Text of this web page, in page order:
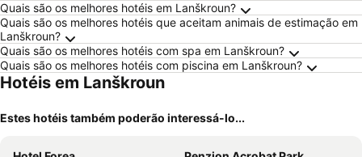
Quais são os melhores hotéis em Lanškroun?
Quais são os melhores hotéis que aceitam animais de estimação em
Lanškroun?
Quais são os melhores hotéis com spa em Lanškroun?
Quais são os melhores hotéis com piscina em Lanškroun?
Hotéis em Lanškroun
Estes hotéis também poderão interessá-lo...